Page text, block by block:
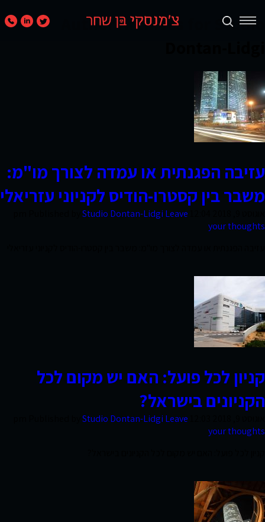
תכנון
ערים
ואזורים
ומגורים
קמעונאות
חוות
דעת
סקרי
החברה
Author Archives for Studio
עזיבה הפגנתית או עמדה לצורך מו"מ:
משבר בין קסטרו-הודיס לקניוני עזריאלי
Studio Dontan-Lidgi Leave
your thoughts
קניון לכל פועל: האם יש מקום לכל
הקניונים בישראל?
Studio Dontan-Lidgi Leave
your thoughts